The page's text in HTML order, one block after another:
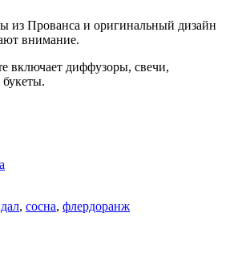
из Прованса и оригинальный дизайн
внимание.
включает диффузоры, свечи,
, сосна, флердоранж